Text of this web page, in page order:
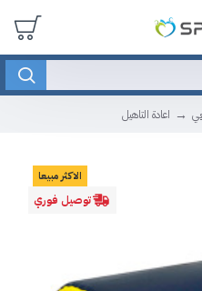
اعادة التاهيل
الاكثر مبيعا
توصيل فوري